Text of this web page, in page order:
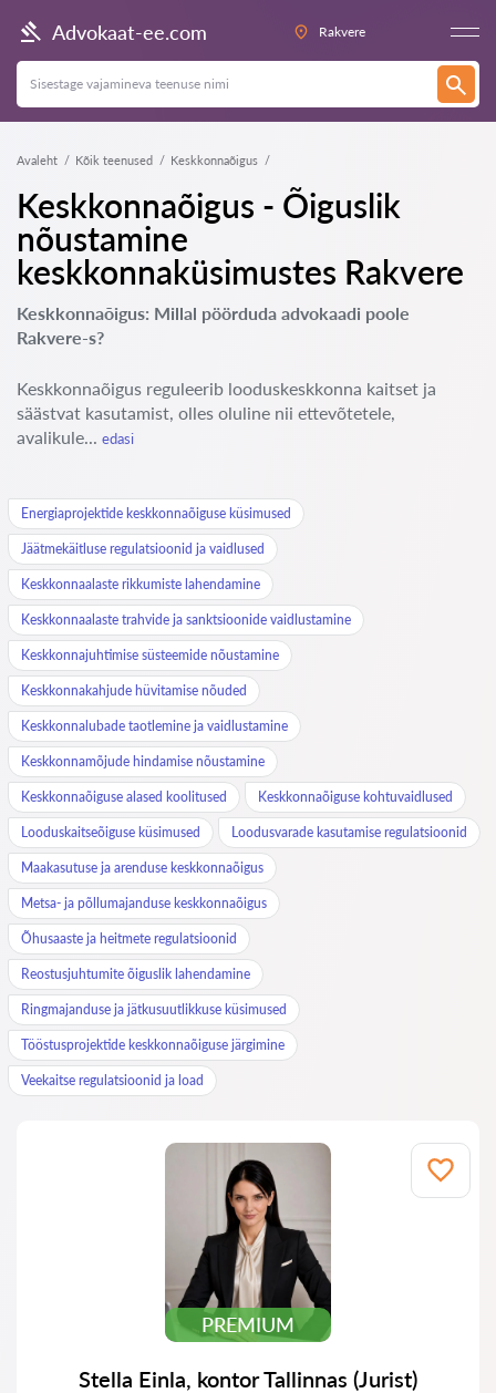
Advokaat-ee.com Rakvere
Avaleht Kõik teenused Keskkonnaõigus
Keskkonnaõigus - Õiguslik
nõustamine
keskkonnaküsimustes Rakvere
Keskkonnaõigus: Millal pöörduda advokaadi poole
Rakvere-s?
Keskkonnaõigus reguleerib looduskeskkonna kaitset ja
säästvat kasutamist, olles oluline nii ettevõtetele,
avalikule... edasi
Energiaprojektide keskkonnaõiguse küsimused
Jäätmekäitluse regulatsioonid ja vaidlused
Keskkonnaalaste rikkumiste lahendamine
Keskkonnaalaste trahvide ja sanktsioonide vaidlustamine
Keskkonnajuhtimise süsteemide nõustamine
Keskkonnakahjude hüvitamise nõuded
Keskkonnalubade taotlemine ja vaidlustamine
Keskkonnamõjude hindamise nõustamine
Keskkonnaõiguse alased koolitused Keskkonnaõiguse kohtuvaidlused
Looduskaitseõiguse küsimused Loodusvarade kasutamise regulatsioonid
Maakasutuse ja arenduse keskkonnaõigus
Metsa- ja põllumajanduse keskkonnaõigus
Õhusaaste ja heitmete regulatsioonid
Reostusjuhtumite õiguslik lahendamine
Ringmajanduse ja jätkusuutlikkuse küsimused
Tööstusprojektide keskkonnaõiguse järgimine
Veekaitse regulatsioonid ja load
PREMIUM
Stella Einla, kontor Tallinnas (Jurist)